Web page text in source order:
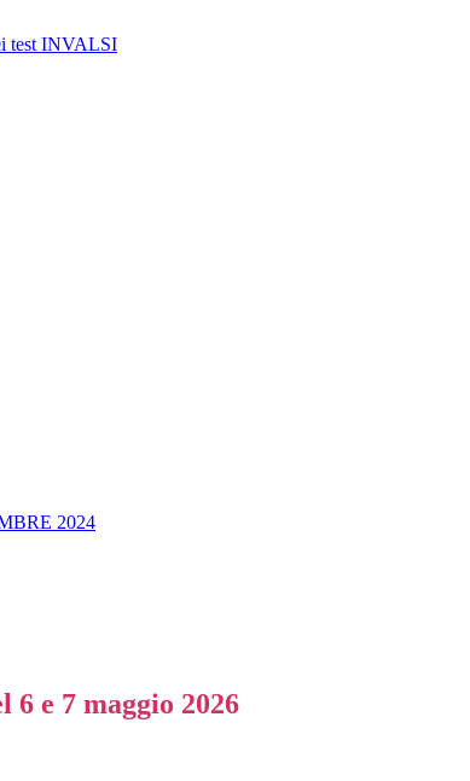
test INVALSI
2024
e 7 maggio 2026